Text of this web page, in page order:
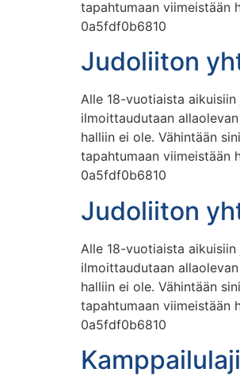
tapahtumaan
0a5fdf0b6810
Judoliiton
Alle 18-vuotiaista
ilmoittaudutaan
halliin ei ole. Vähintään
tapahtumaan
0a5fdf0b6810
Judoliiton
Alle 18-vuotiaista
ilmoittaudutaan
halliin ei ole. Vähintään
tapahtumaan
0a5fdf0b6810